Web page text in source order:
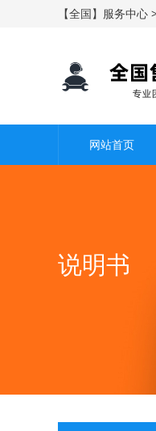
【全国】服务中心
网站首页
说明书